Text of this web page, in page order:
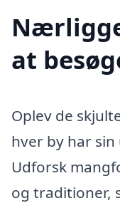
at
Oplev de
hver by har
Udforsk
og traditioner,